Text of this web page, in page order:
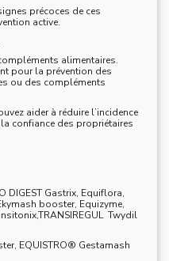
précoces de ces
active.
alimentaires.
pour la prévention des
ou des compléments
aider à réduire l’incidence
confiance des propriétaires
DIGEST Gastrix, Equiflora,
booster, Equizyme,
Twydil
EQUISTRO® Gestamash